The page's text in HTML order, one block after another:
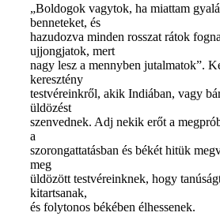
„Boldogok vagytok, ha miattam
benneteket, és
hazudozva minden rosszat rátok
ujjongjatok, mert
nagy lesz a mennyben jutalmatok”.
keresztény
testvéreinkről, akik Indiában, vagy
üldözést
szenvednek. Adj nekik erőt a
a
szorongattatásban és békét hitük
meg
üldözött testvéreinknek, hogy
kitartsanak,
és folytonos békében élhessenek.